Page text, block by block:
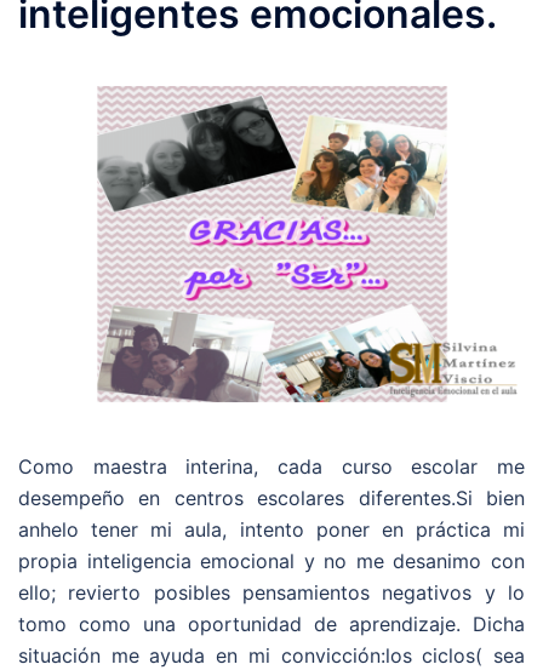
inteligentes emocionales.
Como maestra interina, cada curso escolar me
desempeño en centros escolares diferentes.Si bien
anhelo tener mi aula, intento poner en práctica mi
propia inteligencia emocional y no me desanimo con
ello; revierto posibles pensamientos negativos y lo
tomo como una oportunidad de aprendizaje. Dicha
situación me ayuda en mi convicción:los ciclos( sea